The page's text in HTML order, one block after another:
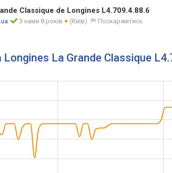
Classique de Longines L4.709.4.88.6
З нами 8 років (Київ) Поскаржитись
Longines La Grande Classique